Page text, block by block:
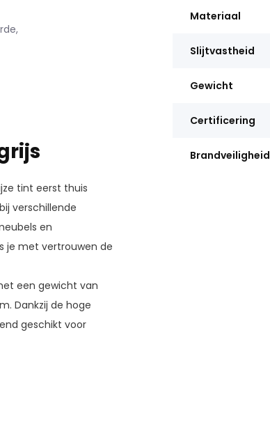
tint eerst thuis
verschillende
en
je met vertrouwen de
een gewicht van
Dankzij de hoge
geschikt voor
Materiaal
Slijtvastheid
Gewicht
Certificering
Brandveiligheid